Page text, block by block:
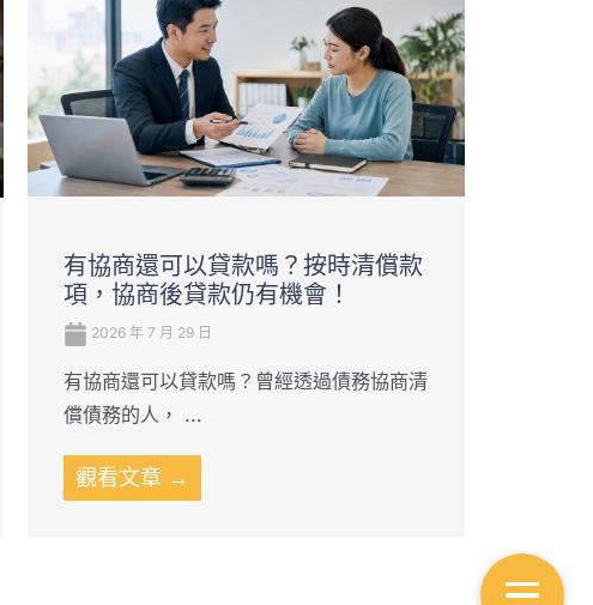
有協商還可以貸款嗎？按時清償款
項，協商後貸款仍有機會！
2026 年 7 月 29 日
有協商還可以貸款嗎？曾經透過債務協商清
償債務的人， ...
觀看文章 →